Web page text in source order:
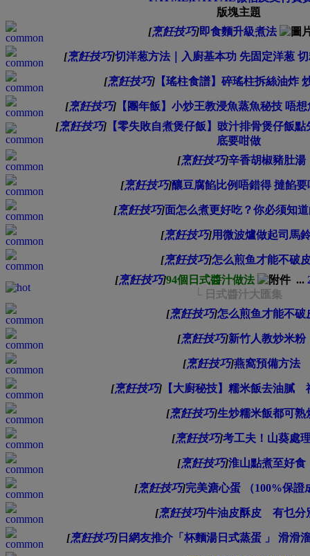
版塊主題
[烹飪技巧]即食麵升級煮法
[烹飪技巧]切洋葱方法｜入廚基本功 先固定洋葱
[烹飪技巧]【瑤柱食譜】碎瑤柱拆絲油炸
[烹飪技巧]【團年飯】小炒王教浸魚蒸魚秘技 唔
[烹飪技巧]【零失敗自煮煲仔飯】豉汁排骨煲仔飯
底要咁做
[烹飪技巧]辛香胡椒豬肚湯
[烹飪技巧]釀豆腐餡比例唔錯得 撻餡
[烹飪技巧]面怎么煮更好吃？你必须知
[烹飪技巧]用微波爐做起司馬
[烹飪技巧]怎么煎鱼才能不破
[烹飪技巧]94個日式醬汁做法 ...
└ 日式醬汁大匯集
[烹飪技巧]怎么煎鱼才能不破
[烹飪技巧]新竹人教炒米粉
[烹飪技巧]燕窩預備方法
[烹飪技巧]【大廚秘技】糯米飯去油膩
[烹飪技巧]生炒糯米飯都可熟
[烹飪技巧]考工夫！山葵處
[烹飪技巧]淮山點煮至好食
[烹飪技巧]完美溏心蛋 （100%保證
[烹飪技巧]牛油皮酥皮 有乜分
[烹飪技巧]日網友推介「杯麵湯日式蒸蛋 」 滑滑